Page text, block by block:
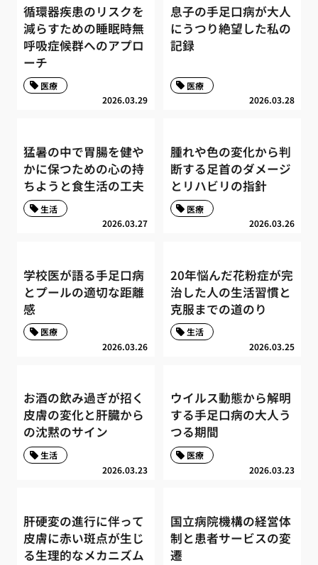
循環器疾患のリスクを
減らすための睡眠時無
呼吸症候群へのアプロ
ーチ
2026.03.29
医療
息子の手足口病が大人
にうつり絶望した私の
記録
2026.03.28
医療
猛暑の中で胃腸を健や
かに保つための心の持
ちようと食生活の工夫
2026.03.27
生活
腫れや色の変化から判
断する足首のダメージ
とリハビリの指針
2026.03.26
医療
学校医が語る手足口病
とプールの適切な距離
感
2026.03.26
医療
20年悩んだ花粉症が完
治した人の生活習慣と
克服までの道のり
2026.03.25
生活
お酒の飲み過ぎが招く
皮膚の変化と肝臓から
の沈黙のサイン
2026.03.23
生活
ウイルス動態から解明
する手足口病の大人う
つる期間
2026.03.23
医療
肝硬変の進行に伴って
皮膚に赤い斑点が生じ
る生理的なメカニズム
国立病院機構の経営体
制と患者サービスの変
遷